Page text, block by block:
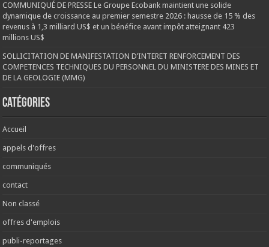
COMMUNIQUÉ DE PRESSE Le Groupe Ecobank maintient une solide
dynamique de croissance au premier semestre 2026 : hausse de 15 % des
revenus à 1,3 milliard US$ et un bénéfice avant impôt atteignant 423
millions US$
SOLLICITATION DE MANIFESTATION D’INTERET RENFORCEMENT DES
COMPETENCES TECHNIQUES DU PERSONNEL DU MINISTERE DES MINES ET
DE LA GEOLOGIE (MMG)
Catégories
Accueil
appels d'offres
communiqués
contact
Non classé
offres d'emplois
publi-reportages